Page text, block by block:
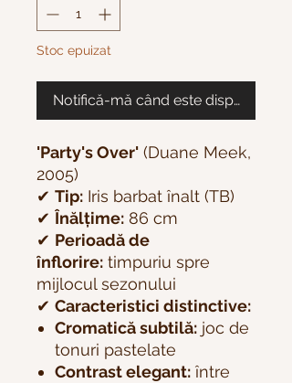
Stoc epuizat
Notifică-mă când este disponibil
'Party's Over' (Duane Meek,
2005)
✔ Tip: Iris barbat înalt (TB)
✔ Înălțime: 86 cm
✔ Perioadă de
înflorire: timpuriu spre
mijlocul sezonului
✔ Caracteristici distinctive:
Cromatică subtilă: joc de
tonuri pastelate
Contrast elegant: între